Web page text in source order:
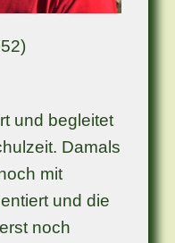
und begleitet
Damals
mit
und die
noch